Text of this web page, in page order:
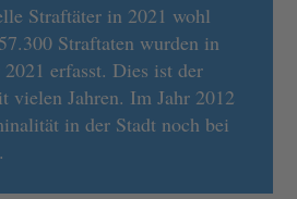
Straftäter in 2021 wohl
Straftaten wurden in
erfasst. Dies ist der
vielen Jahren. Im Jahr 2012
in der Stadt noch bei